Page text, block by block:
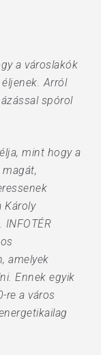
a városlakók
Arról
spórol
mint hogy a
Károly
amelyek
Ennek egyik
re a város